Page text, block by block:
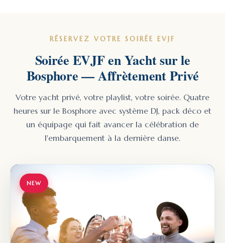
RÉSERVEZ VOTRE SOIRÉE EVJF
Soirée EVJF en Yacht sur le
Bosphore — Affrètement Privé
Votre yacht privé, votre playlist, votre soirée. Quatre
heures sur le Bosphore avec système DJ, pack déco et
un équipage qui fait avancer la célébration de
l'embarquement à la dernière danse.
NEW